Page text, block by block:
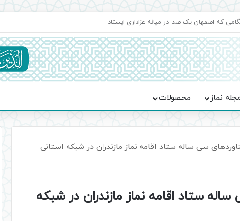
جماعت در موکب فاطمه الزهرا (س)
مجله نماز محصولات
سی ساله ستاد اقامه نماز مازندران در شبکه استانی
ستاد اقامه نماز مازندران در شبکه